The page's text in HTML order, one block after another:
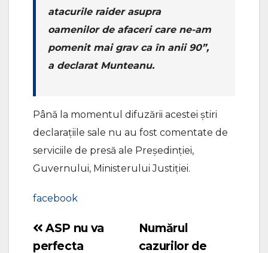
atacurile raider asupra
oamenilor de afaceri care ne-am
pomenit mai grav ca în anii 90”,
a declarat Munteanu.
Până la momentul difuzării acestei știri
declarațiile sale nu au fost comentate de
serviciile de presă ale Președinției,
Guvernului, Ministerului Justiției.
facebook
Navigare
Numărul
cazurilor de
ASP nu va
perfecta